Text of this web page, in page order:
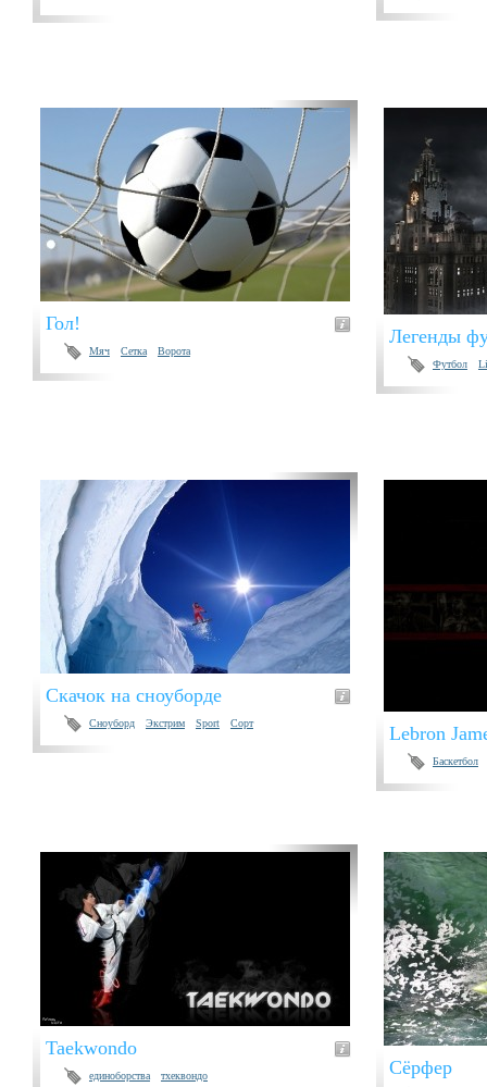
Гол!
Мяч Сетка Ворота
Легенды
Футбол
Скачок на сноуборде
Сноуборд Экстрим Sport Сорт Lebron
Баскетбол
Taekwondo
единоборства тхеквондо Сёрфер